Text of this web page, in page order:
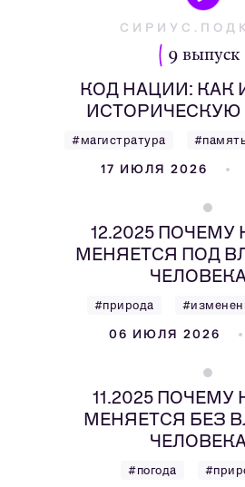
9 выпуск
КОД НАЦИИ: КАК
ИСТОРИЧЕСКУЮ
#магистратура
17 ИЮЛЯ 2026
12.2025
МЕНЯЕТСЯ ПОД
#природа
06 ИЮЛЯ 2026
11.2025
МЕНЯЕТСЯ БЕЗ
#погода